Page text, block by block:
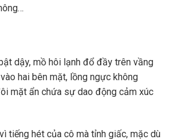
dậy, mồ hôi lạnh đổ đầy trên vầng
hai bên mặt, lồng ngực không
mặt ẩn chứa sự dao động cảm xúc
tiếng hét của cô mà tỉnh giấc, mặc dù